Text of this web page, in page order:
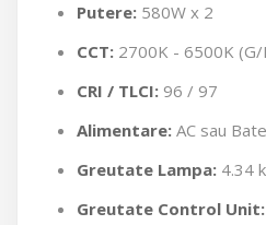
Putere: 580W x 2
CCT: 2700K - 6500K
CRI / TLCI: 96 / 97
Alimentare: AC sau
Greutate Lampa: 4.34
Greutate Control Unit: